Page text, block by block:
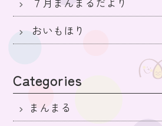
おいもほり
Categories
まんまる